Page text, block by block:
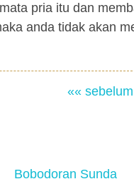
pria itu dan
anda tidak akan
«« sebelum
Bobodoran Sunda